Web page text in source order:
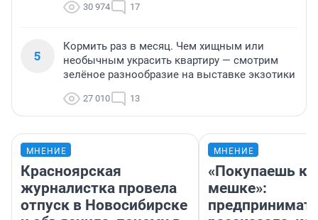
30 974 17
5
Кормить раз в месяц. Чем хищным или
необычным украсить квартиру — смотрим
зелёное разнообразие на выставке экзотики
27 010 13
МНЕНИЕ
Красноярская
журналистка провела
отпуск в Новосибирске
МНЕНИЕ
«Покупаешь
мешке»: